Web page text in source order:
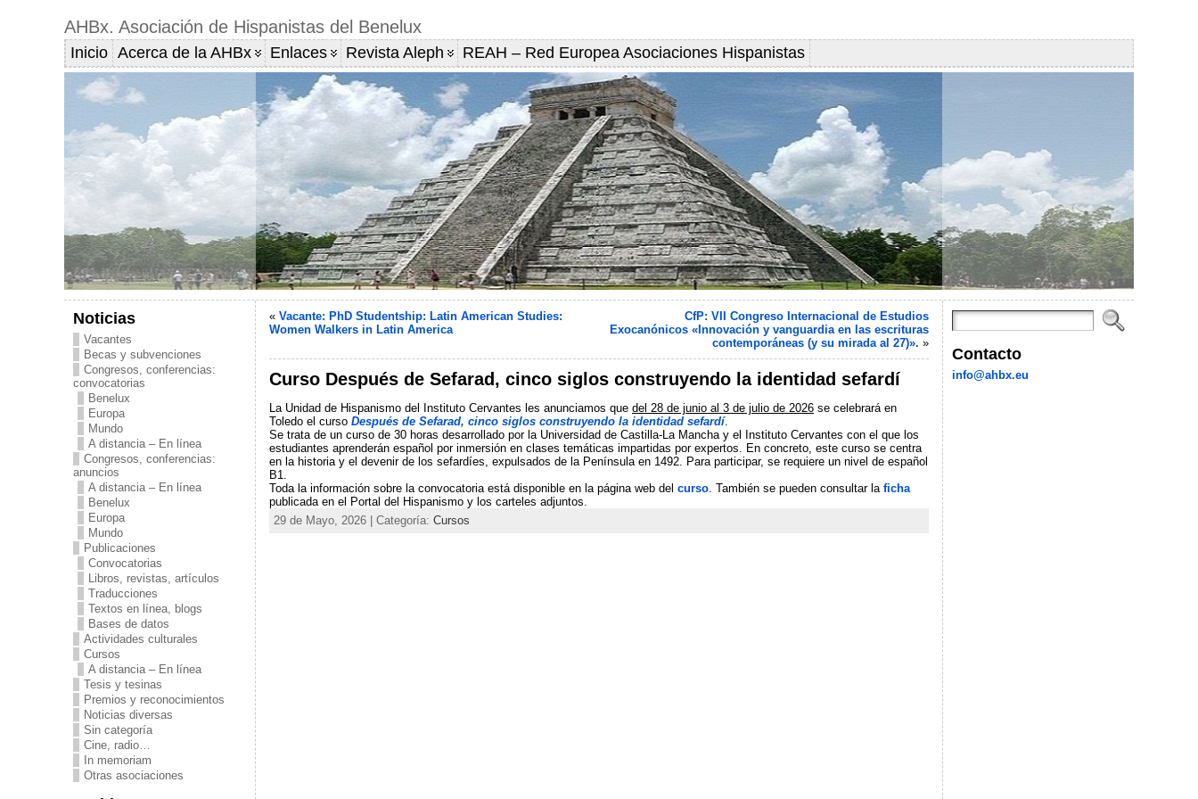
AHBx. Asociación de Hispanistas del Benelux
Inicio Acerca de la AHBx Enlaces Revista Aleph REAH – Red Europea Asociaciones Hispanistas
Noticias
Vacantes
Becas y subvenciones
Congresos, conferencias:
convocatorias
Benelux
Europa
Mundo
A distancia – En línea
Congresos, conferencias:
anuncios
A distancia – En línea
Benelux
Europa
Mundo
Publicaciones
Convocatorias
Libros, revistas, artículos
Traducciones
Textos en línea, blogs
Bases de datos
Actividades culturales
Cursos
A distancia – En línea
Tesis y tesinas
Premios y reconocimientos
Noticias diversas
Sin categoría
Cine, radio…
In memoriam
Otras asociaciones
« Vacante: PhD Studentship: Latin American Studies:
Women Walkers in Latin America
CfP: VII Congreso Internacional de Estudios
Exocanónicos «Innovación y vanguardia en las escrituras
contemporáneas (y su mirada al 27)». »
Curso Después de Sefarad, cinco siglos construyendo la identidad sefardí
La Unidad de Hispanismo del Instituto Cervantes les anunciamos que del 28 de junio al 3 de julio de 2026 se celebrará en
Toledo el curso Después de Sefarad, cinco siglos construyendo la identidad sefardí.
Se trata de un curso de 30 horas desarrollado por la Universidad de Castilla-La Mancha y el Instituto Cervantes con el que los
estudiantes aprenderán español por inmersión en clases temáticas impartidas por expertos. En concreto, este curso se centra
en la historia y el devenir de los sefardíes, expulsados de la Península en 1492. Para participar, se requiere un nivel de español
B1.
Toda la información sobre la convocatoria está disponible en la página web del curso . También se pueden consultar la ficha
publicada en el Portal del Hispanismo y los carteles adjuntos.
29 de Mayo, 2026 | Categoría: Cursos
Contacto
info@ahbx.eu